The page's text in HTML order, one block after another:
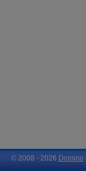
© 2008 - 2026 Domino